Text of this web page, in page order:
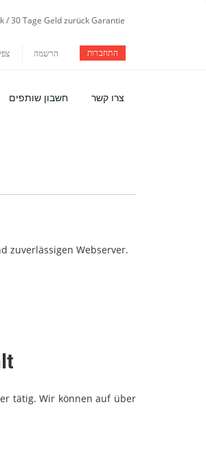
הרשמה התחברות
חשבון שותפים צרו קשר
zuverlässigen Webserver.
tätig. Wir können auf über